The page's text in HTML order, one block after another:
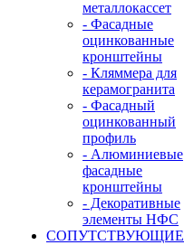
металлокассет
- Фасадные
оцинкованные
кронштейны
- Кляммера для
керамогранита
- Фасадный
оцинкованный
профиль
- Алюминиевые
фасадные
кронштейны
- Декоративные
элементы НФС
СОПУТСТВУЮЩИЕ